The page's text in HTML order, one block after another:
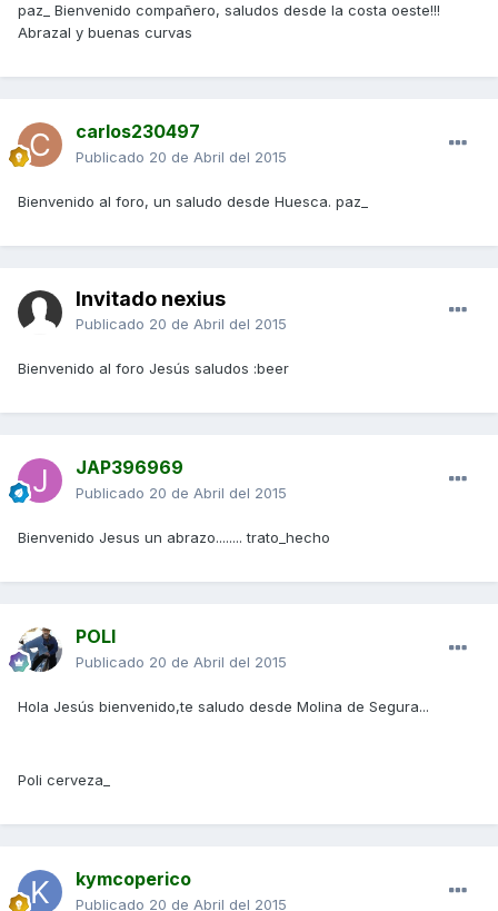
paz_ Bienvenido compañero, saludos desde la costa oeste!!!
Abrazal y buenas curvas
carlos230497
Publicado 20 de Abril del 2015
Bienvenido al foro, un saludo desde Huesca. paz_
Invitado nexius
Publicado 20 de Abril del 2015
Bienvenido al foro Jesús saludos :beer
JAP396969
Publicado 20 de Abril del 2015
Bienvenido Jesus un abrazo........ trato_hecho
POLI
Publicado 20 de Abril del 2015
Hola Jesús bienvenido,te saludo desde Molina de Segura...
Poli cerveza_
kymcoperico
Publicado 20 de Abril del 2015